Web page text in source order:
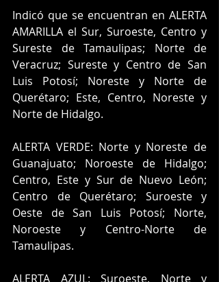
Indicó que se encuentran en ALERTA
AMARILLA el Sur, Suroeste, Centro y
Sureste de Tamaulipas; Norte de
Veracruz; Sureste y Centro de San
Luis Potosí; Noreste y Norte de
Querétaro; Este, Centro, Noreste y
Norte de Hidalgo.
ALERTA VERDE: Norte y Noreste de
Guanajuato; Noroeste de Hidalgo;
Centro, Este y Sur de Nuevo León;
Centro de Querétaro; Suroeste y
Oeste de San Luis Potosí; Norte,
Noroeste y Centro-Norte de
Tamaulipas.
ALERTA AZUL: Suroeste, Norte y